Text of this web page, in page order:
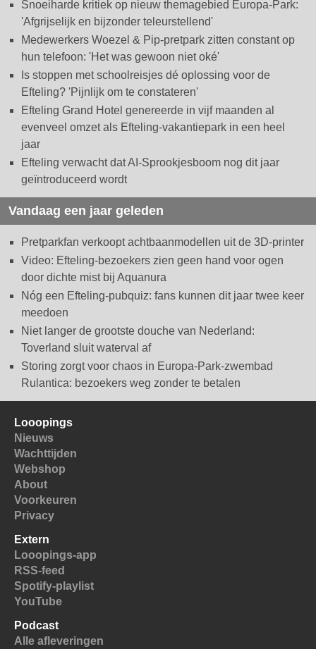
Snoeiharde kritiek op nieuw themagebied Europa-Park:
'Afgrijselijk en bijzonder teleurstellend'
Medewerkers Woezel & Pip-pretpark zitten constant op
hun telefoon: 'Het was gewoon niet oké'
Is stoppen met schoolreisjes dé oplossing voor de
Efteling? 'Pijnlijk om te constateren'
Efteling Grand Hotel genereerde in vijf maanden al
evenveel omzet als Efteling-vakantiepark in een heel
jaar
Efteling verwacht dat AI-Sprookjesboom nog dit jaar
geïntroduceerd wordt
Vandaag een jaar geleden
Pretparkfan verkoopt achtbaanmodellen uit de 3D-printer
Video: Efteling-bezoekers zien geen hand voor ogen
door dichte mist bij Aquanura
Nóg een Efteling-pubquiz: fans kunnen dit jaar twee keer
meedoen
Niet langer de grootste douche van Nederland:
Toverland sluit waterval af
Storing zorgt voor chaos in Europa-Park-zwembad
Rulantica: bezoekers weg zonder te betalen
Looopings
Nieuws
Wachttijden
Webshop
About
Voorkeuren
Privacy
Extern
Looopings-app
RSS-feed
Spotify-playlist
YouTube
Podcast
Alle afleveringen